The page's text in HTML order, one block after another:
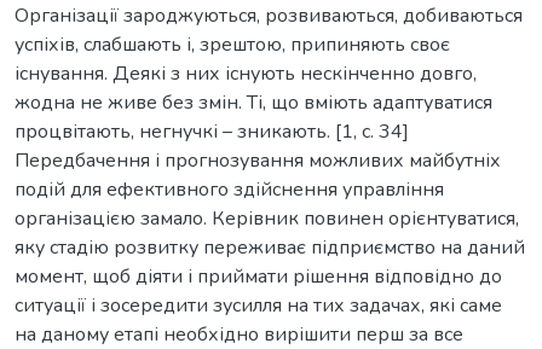
Організації зароджуються, розвиваються, добиваються
успіхів, слабшають і, зрештою, припиняють своє
існування. Деякі з них існують нескінченно довго,
жодна не живе без змін. Ті, що вміють адаптуватися
процвітають, негнучкі – зникають. [1, с. 34]
Передбачення і прогнозування можливих майбутніх
подій для ефективного здійснення управління
організацією замало. Керівник повинен орієнтуватися,
яку стадію розвитку переживає підприємство на даний
момент, щоб діяти і приймати рішення відповідно до
ситуації і зосередити зусилля на тих задачах, які саме
на даному етапі необхідно вирішити перш за все